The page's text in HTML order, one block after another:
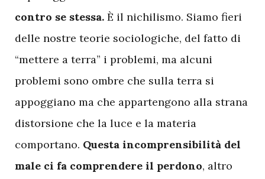
contro se stessa. È il nichilismo. Siamo fieri
delle nostre teorie sociologiche, del fatto di
“mettere a terra” i problemi, ma alcuni
problemi sono ombre che sulla terra si
appoggiano ma che appartengono alla strana
distorsione che la luce e la materia
comportano. Questa incomprensibilità del
male ci fa comprendere il perdono, altro